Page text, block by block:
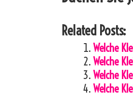
Related Posts:
Welche
Welche
Welche
Welche